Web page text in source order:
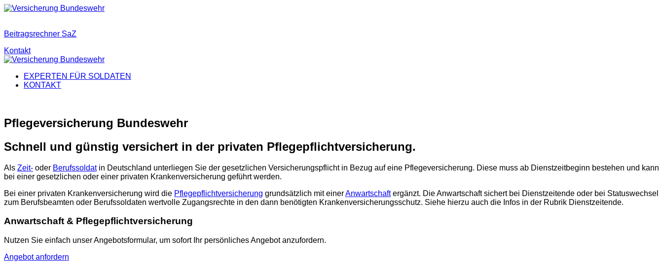
Beitragsrechner SaZ
Kontakt
EXPERTEN FÜR SOLDATEN
KONTAKT
Pflegeversicherung Bundeswehr
Schnell und günstig versichert in der privaten Pflegepflichtversicherung.
Als Zeit- oder Berufssoldatin Deutschland unterliegen Sie der gesetzlichen Versicherungspflicht in Bezug auf eine Pflegeversicherung. Diese muss ab Dienstzeitbeginn bestehen und kann
bei einer gesetzlichen oder einer privaten Krankenversicherung geführt werden.
Bei einer privaten Krankenversicherung wird die Pflegepflichtversicherung grundsätzlich mit einerAnwartschaftergänzt. Die Anwartschaft sichert bei Dienstzeitende oder bei Statuswechsel
zum Berufsbeamten oder Berufssoldaten wertvolle Zugangsrechte in den dann benötigten Krankenversicherungsschutz. Siehe hierzu auch die Infos in der Rubrik Dienstzeitende.
Anwartschaft & Pflegepflichtversicherung
Nutzen Sie einfach unser Angebotsformular, um sofort Ihr persönliches Angebot anzufordern.
Angebot anfordern